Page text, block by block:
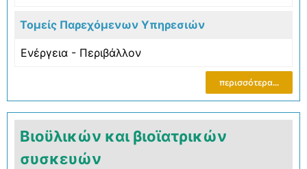
Τομείς Παρεχόμενων Υπηρεσιών
Ενέργεια - Περιβάλλον
περισσότερα...
Βιοϋλικών και βιοϊατρικών
συσκευών